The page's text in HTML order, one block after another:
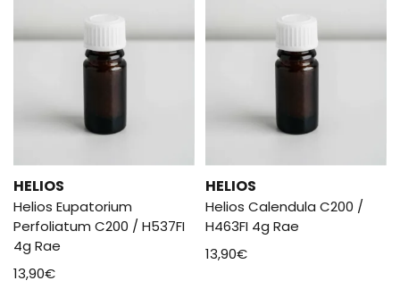
HELIOS
Helios Eupatorium
Perfoliatum C200 / H537FI
4g Rae
13,90€
HELIOS
Helios Calendula C200 /
H463FI 4g Rae
13,90€